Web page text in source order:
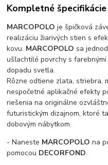
Kompletné špecifikácie
MARCOPOLO je špičková
realizáciu žiarivých stien s
kovu. MARCOPOLO sa
ušľachtilé povrchy s
dopadu svetla.
Rôzne odtiene zlata, striebra,
nespočetné aplikačné efekty
riešenia na originálne
futuristickým dizajnom, ktoré
dobovým nábytkom.
- Naneste MARCOPOLO na
pomocou DECORFOND.